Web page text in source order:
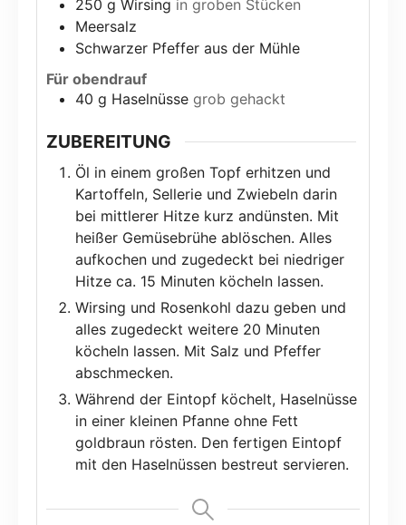
250 g Wirsing in groben Stücken
Meersalz
Schwarzer Pfeffer aus der Mühle
Für obendrauf
40 g Haselnüsse grob gehackt
ZUBEREITUNG
Öl in einem großen Topf erhitzen und
Kartoffeln, Sellerie und Zwiebeln darin
bei mittlerer Hitze kurz andünsten. Mit
heißer Gemüsebrühe ablöschen. Alles
aufkochen und zugedeckt bei niedriger
Hitze ca. 15 Minuten köcheln lassen.
Wirsing und Rosenkohl dazu geben und
alles zugedeckt weitere 20 Minuten
köcheln lassen. Mit Salz und Pfeffer
abschmecken.
Während der Eintopf köchelt, Haselnüsse
in einer kleinen Pfanne ohne Fett
goldbraun rösten. Den fertigen Eintopf
mit den Haselnüssen bestreut servieren.